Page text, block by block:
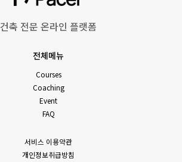
건축 전문 온라인 플랫폼
전체메뉴
Courses
Coaching
Event
FAQ
서비스 이용약관
개인정보취급방침